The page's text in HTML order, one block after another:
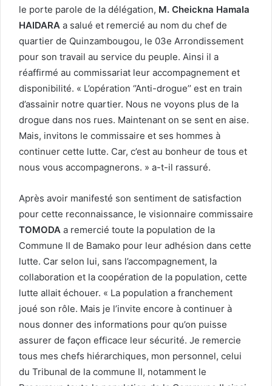
le porte parole de la délégation, M. Cheickna Hamala
HAIDARA a salué et remercié au nom du chef de
quartier de Quinzambougou, le 03e Arrondissement
pour son travail au service du peuple. Ainsi il a
réaffirmé au commissariat leur accompagnement et
disponibilité. « L’opération ‘’Anti-drogue’’ est en train
d’assainir notre quartier. Nous ne voyons plus de la
drogue dans nos rues. Maintenant on se sent en aise.
Mais, invitons le commissaire et ses hommes à
continuer cette lutte. Car, c’est au bonheur de tous et
nous vous accompagnerons. » a-t-il rassuré.
Après avoir manifesté son sentiment de satisfaction
pour cette reconnaissance, le visionnaire commissaire
TOMODA a remercié toute la population de la
Commune II de Bamako pour leur adhésion dans cette
lutte. Car selon lui, sans l’accompagnement, la
collaboration et la coopération de la population, cette
lutte allait échouer. « La population a franchement
joué son rôle. Mais je l’invite encore à continuer à
nous donner des informations pour qu’on puisse
assurer de façon efficace leur sécurité. Je remercie
tous mes chefs hiérarchiques, mon personnel, celui
du Tribunal de la commune II, notamment le